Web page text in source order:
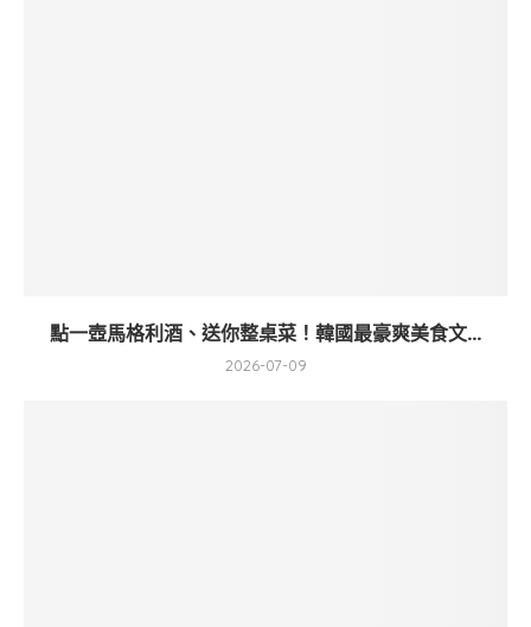
點一壺馬格利酒、送你整桌菜！韓國最豪爽美食文...
2026-07-09